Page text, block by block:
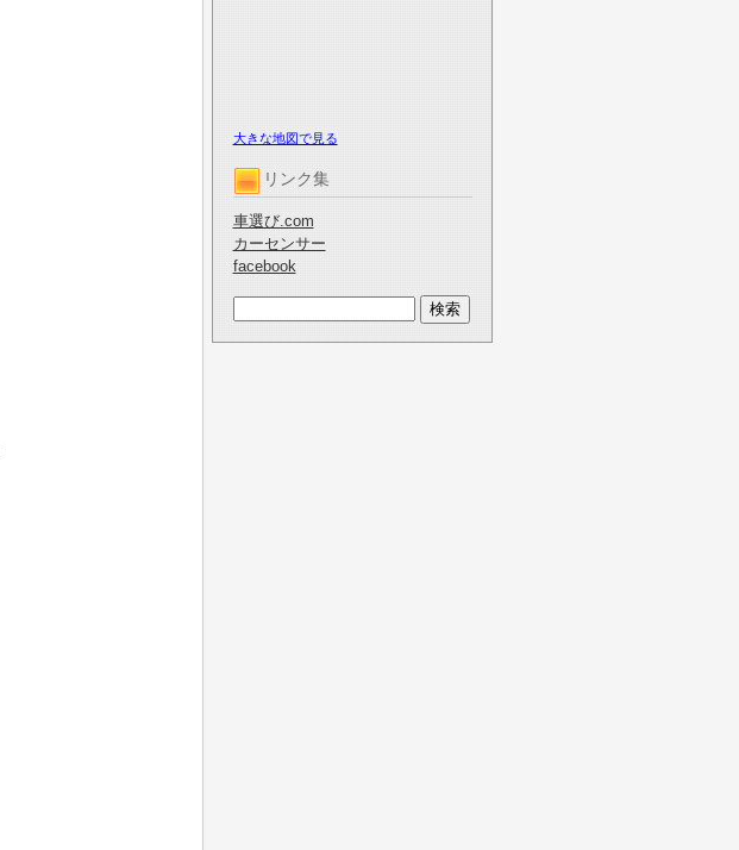
大きな地図で見る
リンク集
車選び.com
カーセンサー
facebook